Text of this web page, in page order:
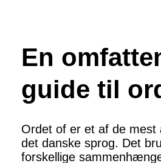
En
guide til
Ordet of er et af de mest
det danske sprog. Det
forskellige